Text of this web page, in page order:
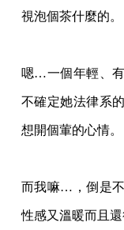
視泡個茶什麼的。
嗯…一個年輕、
不確定她法律系
想開個葷的心情。
而我嘛…，倒是不
性感又溫暖而且還